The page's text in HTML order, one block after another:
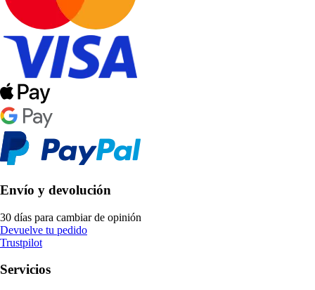
Envío y devolución
30 días para cambiar de opinión
Devuelve tu pedido
Trustpilot
Servicios